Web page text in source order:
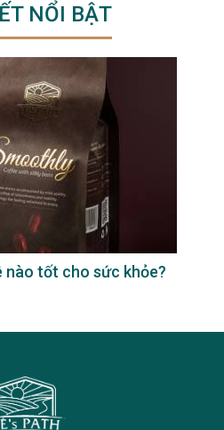
NỔI BẬT
nào tốt cho sức khỏe?